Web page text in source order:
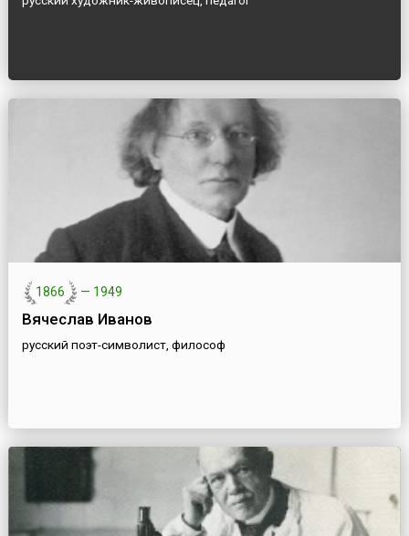
1866 — 1949
Вячеслав Иванов
русский поэт-символист, философ